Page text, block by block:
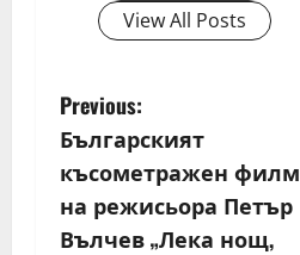
View All Posts
P
o
s
Previous:
Българският
късометражен филм
на режисьора Петър
Вълчев „Лека нощ,